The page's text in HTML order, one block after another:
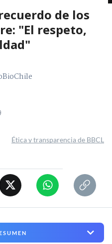
de los
"El respeto,
Ética y transparencia de BBCL